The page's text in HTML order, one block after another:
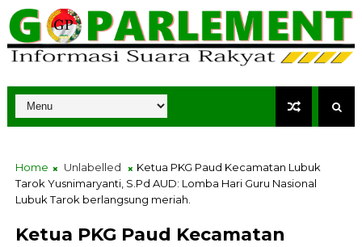
Home Unlabelled
Ketua PKG Paud Kecamatan Lubuk
Tarok Yusnimaryanti, S.Pd AUD: Lomba Hari Guru Nasional
Lubuk Tarok berlangsung meriah.
Ketua PKG Paud Kecamatan